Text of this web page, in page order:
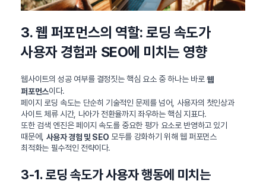
3. 웹 퍼포먼스의 역할: 로딩 속도가
사용자 경험과 SEO에 미치는 영향
웹사이트의 성공 여부를 결정짓는 핵심 요소 중 하나는 바로 웹
퍼포먼스이다.
페이지 로딩 속도는 단순히 기술적인 문제를 넘어, 사용자의 첫인상과
사이트 체류 시간, 나아가 전환율까지 좌우하는 핵심 지표다.
또한 검색 엔진은 페이지 속도를 중요한 평가 요소로 반영하고 있기
때문에, 사용자 경험 및 SEO 모두를 강화하기 위해 웹 퍼포먼스
최적화는 필수적인 전략이다.
3-1. 로딩 속도가 사용자 행동에 미치는